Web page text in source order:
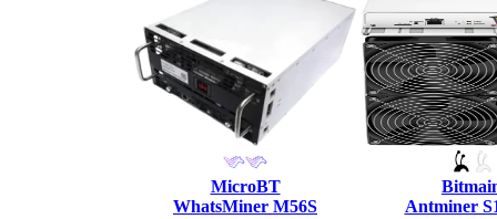
MicroBT
WhatsMiner M56S
Antminer